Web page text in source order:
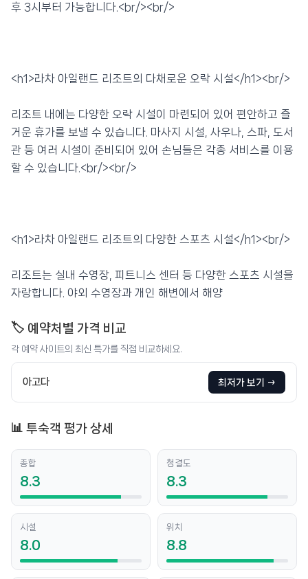
후 3시부터 가능합니다.<br/><br/>
<h1>라차 아일랜드 리조트의 다채로운 오락 시설</h1><br/>
리조트 내에는 다양한 오락 시설이 마련되어 있어 편안하고 즐
거운 휴가를 보낼 수 있습니다. 마사지 시설, 사우나, 스파, 도서
관 등 여러 시설이 준비되어 있어 손님들은 각종 서비스를 이용
할 수 있습니다.<br/><br/>
<h1>라차 아일랜드 리조트의 다양한 스포츠 시설</h1><br/>
리조트는 실내 수영장, 피트니스 센터 등 다양한 스포츠 시설을
자랑합니다. 야외 수영장과 개인 해변에서 해양
🏷️ 예약처별 가격 비교
각 예약 사이트의 최신 특가를 직접 비교하세요.
아고다 최저가 보기 →
📊 투숙객 평가 상세
종합
8.3
청결도
8.3
시설
8.0
위치
8.8